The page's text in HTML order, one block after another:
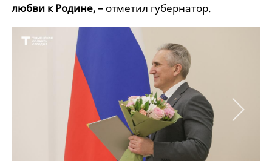
любви к Родине, –отметил губернатор.